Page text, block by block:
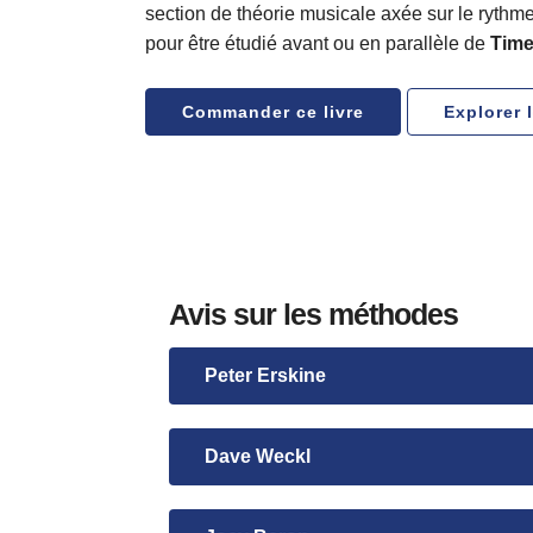
section de théorie musicale axée sur le
pour être étudié avant ou en parallèle de
Commander ce livre Explorer
Avis sur les méthodes
Peter Erskine
Alain Rieder a soigneusement
aux batteurs de tous niveaux. En
Dave Weckl
Je pense que la méthode d'Alain